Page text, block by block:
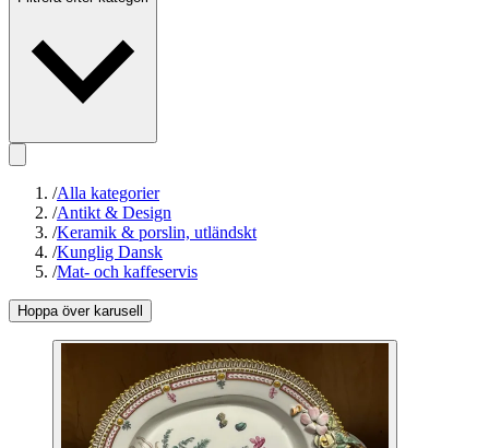
/Alla kategorier
/Antikt & Design
/Keramik & porslin, utländskt
/Kunglig Dansk
/Mat- och kaffeservis
Hoppa över karusell